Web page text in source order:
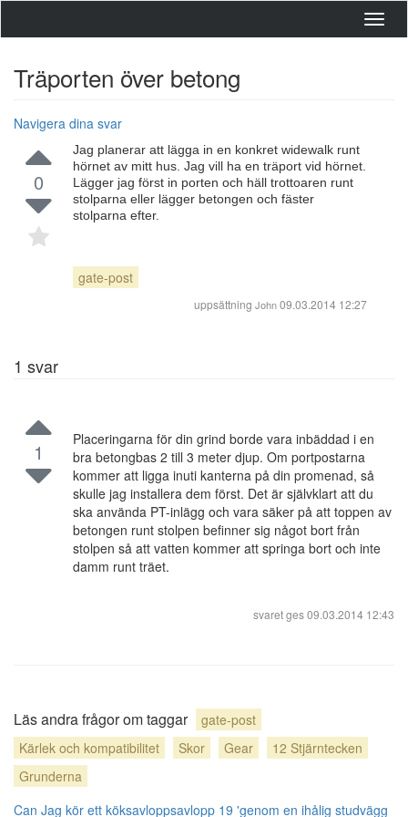
Träporten över betong
Navigera dina svar
0
Jag planerar att lägga in en konkret widewalk runt
hörnet av mitt hus. Jag vill ha en träport vid hörnet.
Lägger jag först in porten och häll trottoaren runt
stolparna eller lägger betongen och fäster
stolparna efter.
gate-post
uppsättning John09.03.2014 12:27
1 svar
1
Placeringarna för din grind borde vara inbäddad i en
bra betongbas 2 till 3 meter djup. Om portpostarna
kommer att ligga inuti kanterna på din promenad, så
skulle jag installera dem först. Det är självklart att du
ska använda PT-inlägg och vara säker på att toppen av
betongen runt stolpen befinner sig något bort från
stolpen så att vatten kommer att springa bort och inte
damm runt träet.
svaret ges09.03.2014 12:43
Läs andra frågor om taggar
gate-post
Kärlek och kompatibilitet
Skor Gear
12 Stjärntecken
Grunderna
Can Jag kör ett köksavloppsavlopp 19 'genom en ihålig studvägg